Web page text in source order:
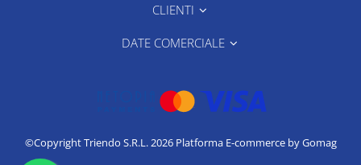
CLIENTI
DATE COMERCIALE
©Copyright Triendo S.R.L. 2026 Platforma E-commerce by Gomag